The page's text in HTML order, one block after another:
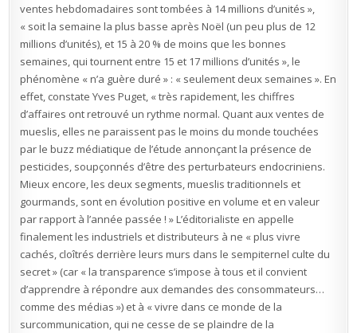
ventes hebdomadaires sont tombées à 14 millions d’unités »,
« soit la semaine la plus basse après Noël (un peu plus de 12
millions d’unités), et 15 à 20 % de moins que les bonnes
semaines, qui tournent entre 15 et 17 millions d’unités », le
phénomène « n’a guère duré » : « seulement deux semaines ». En
effet, constate Yves Puget, « très rapidement, les chiffres
d’affaires ont retrouvé un rythme normal. Quant aux ventes de
mueslis, elles ne paraissent pas le moins du monde touchées
par le buzz médiatique de l’étude annonçant la présence de
pesticides, soupçonnés d’être des perturbateurs endocriniens.
Mieux encore, les deux segments, mueslis traditionnels et
gourmands, sont en évolution positive en volume et en valeur
par rapport à l’année passée ! » L’éditorialiste en appelle
finalement les industriels et distributeurs à ne « plus vivre
cachés, cloîtrés derrière leurs murs dans le sempiternel culte du
secret » (car « la transparence s’impose à tous et il convient
d’apprendre à répondre aux demandes des consommateurs…
comme des médias ») et à « vivre dans ce monde de la
surcommunication, qui ne cesse de se plaindre de la